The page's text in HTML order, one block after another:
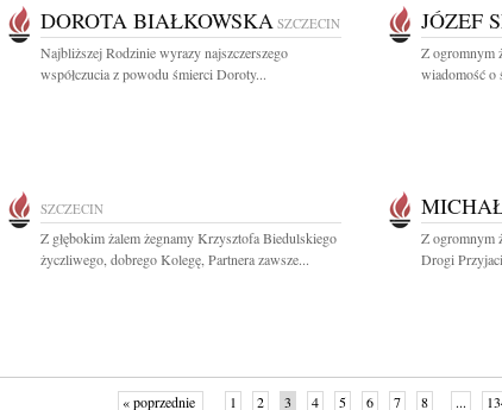
DOROTA BIAŁKOWSKA SZCZECIN
Najbliższej Rodzinie wyrazy najszczerszego
współczucia z powodu śmierci Doroty...
JÓZEF
Z ogromnym
wiadomość o
SZCZECIN
Z głębokim żalem żegnamy Krzysztofa Biedulskiego
życzliwego, dobrego Kolegę, Partnera zawsze...
Z ogromnym
Drogi
« poprzednie 1 2 3 4 5 6 7 8 ...